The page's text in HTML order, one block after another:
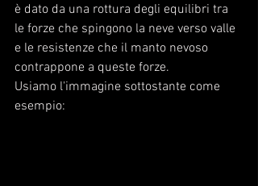
è dato da una rottura degli equilibri tra
le forze che spingono la neve verso valle
e le resistenze che il manto nevoso
contrappone a queste forze.
Usiamo l'immagine sottostante come
esempio: